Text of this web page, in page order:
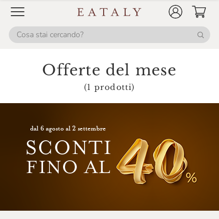
Offerte del mese
(1 prodotti)
Frescobaldi
Gancia
Gli Aironi
Grondona
Guado Al Melo